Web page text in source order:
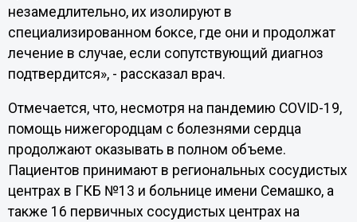
незамедлительно, их изолируют в
специализированном боксе, где они и продолжат
лечение в случае, если сопутствующий диагноз
подтвердится», - рассказал врач.
Отмечается, что, несмотря на пандемию COVID-19,
помощь нижегородцам с болезнями сердца
продолжают оказывать в полном объеме.
Пациентов принимают в региональных сосудистых
центрах в ГКБ №13 и больнице имени Семашко, а
также 16 первичных сосудистых центрах на